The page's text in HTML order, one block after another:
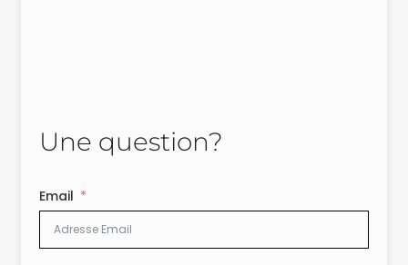
Une question?
Email